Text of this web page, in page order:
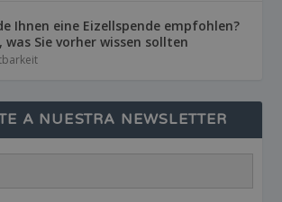
Ihnen eine Eizellspende empfohlen?
was Sie vorher wissen sollten
A NUESTRA NEWSLETTER